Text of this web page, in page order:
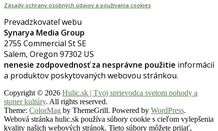
Zásady ochrany osobných údajov a používania cookies
Prevadzkovateľ webu
Synarya Media Group
2755 Commercial St SE
Salem, Oregon 97302 US
nenesie zodpovednosť za nesprávne použitie informácií
a produktov poskytovaných webovou stránkou.
Copyright © 2026 Hulic.sk | Tvoj sprievodca svetom pohody a
stoner kultúry. All rights reserved.
Theme: ColorMag by ThemeGrill. Powered by WordPress.
Webová stránka hulic.sk používa súbory cookie s cieľom vylepšenia
kvality našich webových stránok. Tieto súbory môžete prijať,